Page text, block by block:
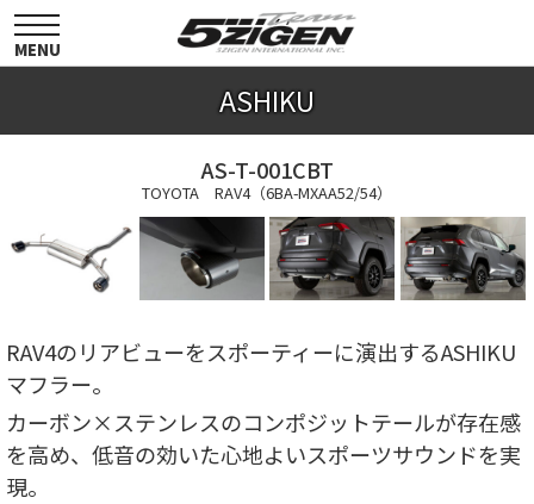
toggle
navigation
MENU
ASHIKU
AS-T-001CBT
TOYOTA RAV4（6BA-MXAA52/54）
RAV4のリアビューをスポーティーに演出するASHIKU
マフラー。
カーボン×ステンレスのコンポジットテールが存在感
を高め、低音の効いた心地よいスポーツサウンドを実
現。